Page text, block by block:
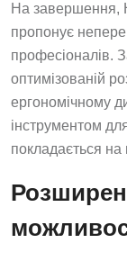
На завершення,
пропонує
професіоналів.
оптимізованій
ергономічному
інструментом
покладається на